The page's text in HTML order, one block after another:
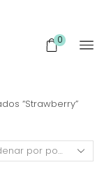
0
“strawberry”